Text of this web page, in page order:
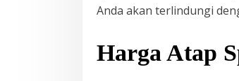
Anda akan terlindungi
Harga Atap